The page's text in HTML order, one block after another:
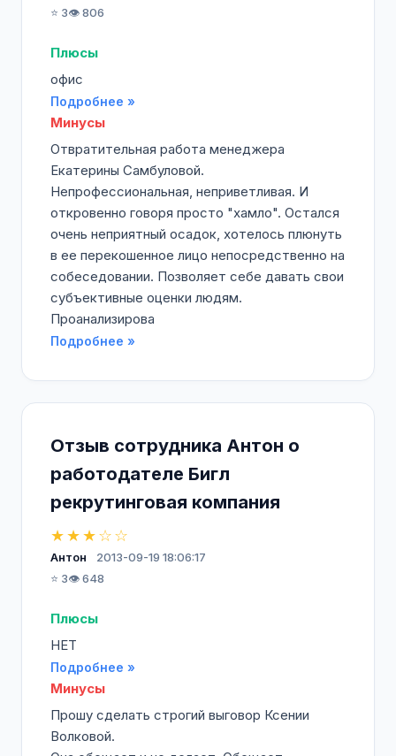
⭐ 3👁️ 806
Плюсы
офис
Подробнее »
Минусы
Отвратительная работа менеджера
Екатерины Самбуловой.
Непрофессиональная, неприветливая. И
откровенно говоря просто "хамло". Остался
очень неприятный осадок, хотелось плюнуть
в ее перекошенное лицо непосредственно на
собеседовании. Позволяет себе давать свои
субъективные оценки людям.
Проанализирова
Подробнее »
Отзыв сотрудника Антон о
работодателе Бигл
рекрутинговая компания
★★★☆☆
Антон
2013-09-19 18:06:17
⭐ 3👁️ 648
Плюсы
НЕТ
Подробнее »
Минусы
Прошу сделать строгий выговор Ксении
Волковой.